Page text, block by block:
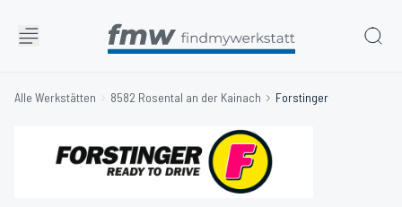
Alle Werkstätten 8582 Rosental an der Kainach Forstinger